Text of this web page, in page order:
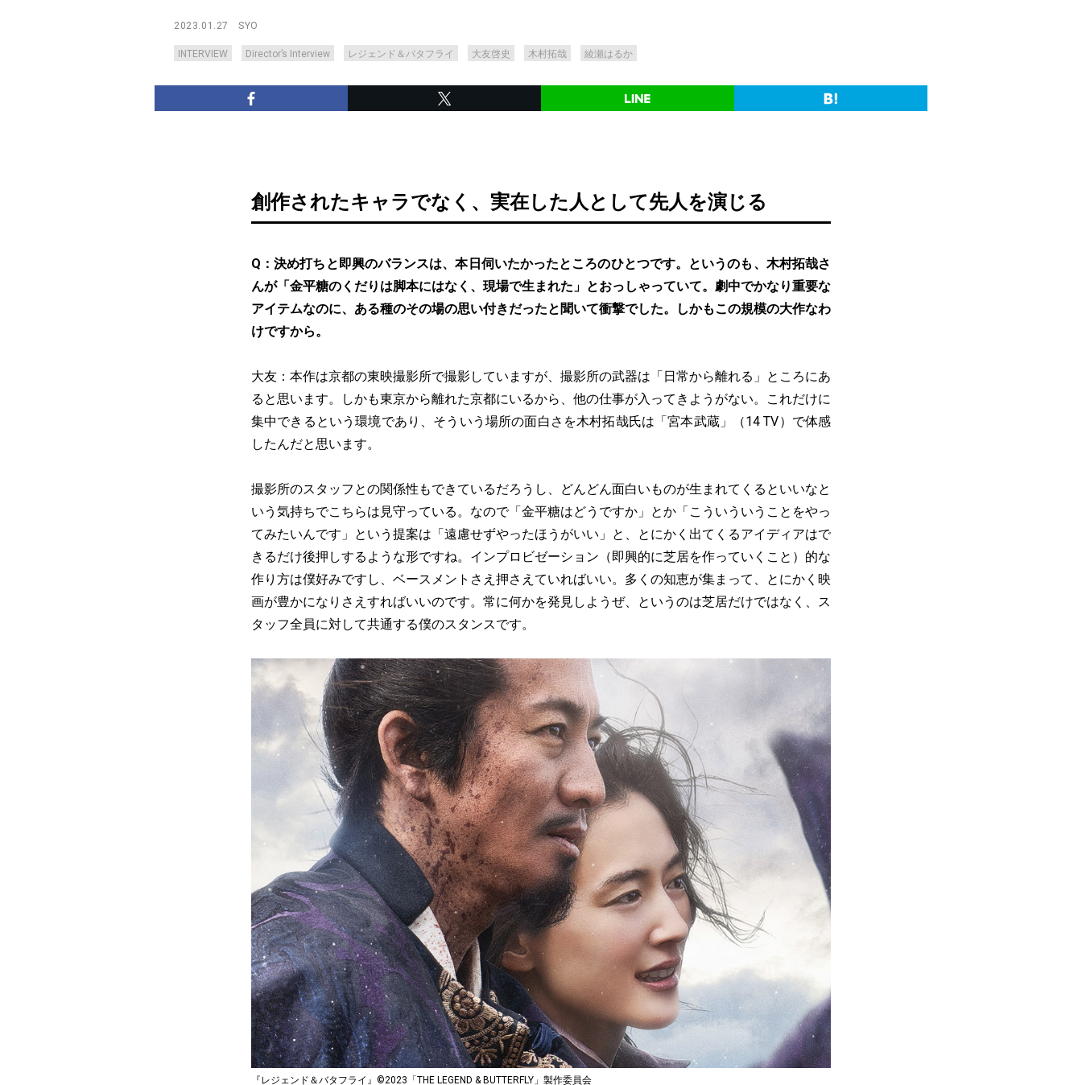
2023.01.27 SYO
INTERVIEW Director’s Interview レジェンド＆バタフライ 大友啓史 木村拓哉 綾瀬はるか
創作されたキャラでなく、実在した人として先人を演じる
Q：決め打ちと即興のバランスは、本日伺いたかったところのひとつです。というのも、木村拓哉さ
んが「金平糖のくだりは脚本にはなく、現場で生まれた」とおっしゃっていて。劇中でかなり重要な
アイテムなのに、ある種のその場の思い付きだったと聞いて衝撃でした。しかもこの規模の大作なわ
けですから。
大友：本作は京都の東映撮影所で撮影していますが、撮影所の武器は「日常から離れる」ところにあ
ると思います。しかも東京から離れた京都にいるから、他の仕事が入ってきようがない。これだけに
集中できるという環境であり、そういう場所の面白さを木村拓哉氏は「宮本武蔵」（14 TV）で体感
したんだと思います。
撮影所のスタッフとの関係性もできているだろうし、どんどん面白いものが生まれてくるといいなと
いう気持ちでこちらは見守っている。なので「金平糖はどうですか」とか「こういういうことをやっ
てみたいんです」という提案は「遠慮せずやったほうがいい」と、とにかく出てくるアイディアはで
きるだけ後押しするような形ですね。インプロビゼーション（即興的に芝居を作っていくこと）的な
作り方は僕好みですし、ベースメントさえ押さえていればいい。多くの知恵が集まって、とにかく映
画が豊かになりさえすればいいのです。常に何かを発見しようぜ、というのは芝居だけではなく、ス
タッフ全員に対して共通する僕のスタンスです。
『レジェンド＆バタフライ』©2023「THE LEGEND & BUTTERFLY」製作委員会